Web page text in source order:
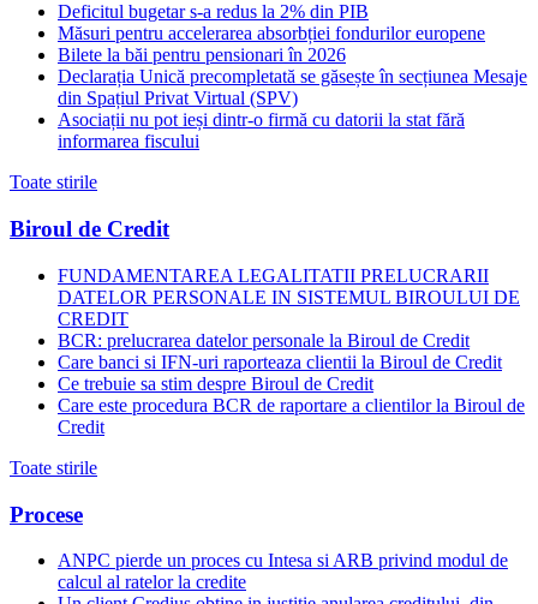
Deficitul bugetar s-a redus la 2% din PIB
Măsuri pentru accelerarea absorbției fondurilor europene
Bilete la băi pentru pensionari în 2026
Declarația Unică precompletată se găsește în secțiunea Mesaje
din Spațiul Privat Virtual (SPV)
Asociații nu pot ieși dintr-o firmă cu datorii la stat fără
informarea fiscului
Toate stirile
Biroul de Credit
FUNDAMENTAREA LEGALITATII PRELUCRARII
DATELOR PERSONALE IN SISTEMUL BIROULUI DE
CREDIT
BCR: prelucrarea datelor personale la Biroul de Credit
Care banci si IFN-uri raporteaza clientii la Biroul de Credit
Ce trebuie sa stim despre Biroul de Credit
Care este procedura BCR de raportare a clientilor la Biroul de
Credit
Toate stirile
Procese
ANPC pierde un proces cu Intesa si ARB privind modul de
calcul al ratelor la credite